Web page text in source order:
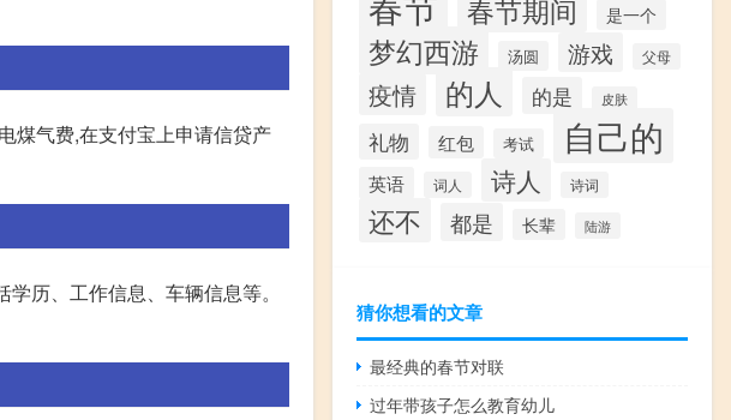
煤气费,在支付宝上申请信贷产
历、工作信息、车辆信息等。
春节期间 是一个
梦幻西游 汤圆 游戏 父母
疫情 的人 的是 皮肤
礼物 红包 考试 自己的
英语 词人 诗人 诗词
还不 都是 长辈 陆游
猜你想看的文章
最经典的春节对联
过年带孩子怎么教育幼儿